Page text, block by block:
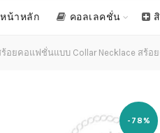
หน้าหลัก คอลเลคชั่น
ร้อยคอแฟชั่นแบบ Collar Necklace สร้
-78%